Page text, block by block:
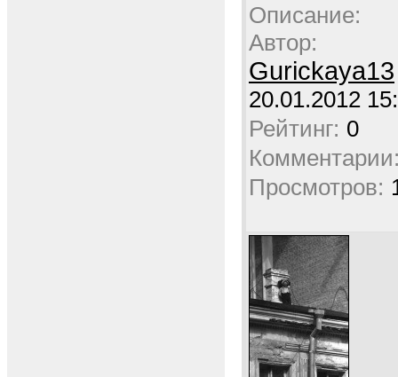
Описание:
Автор:
Gurickaya13
20.01.2012
Рейтинг: 0
Просмотров: